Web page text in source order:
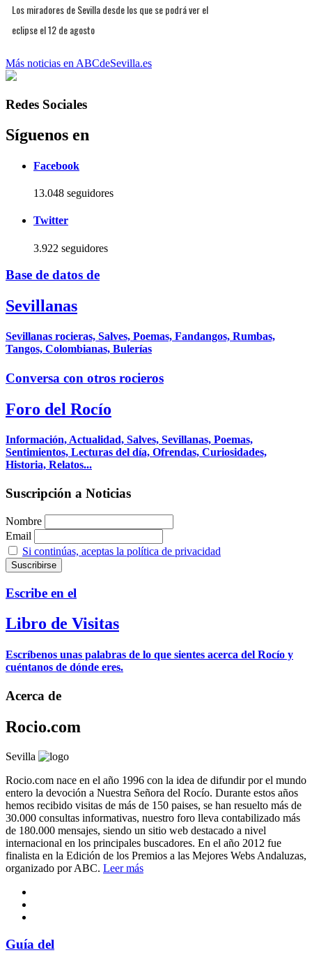
Los miradores de Sevilla desde los que se podrá ver el
eclipse el 12 de agosto
Más noticias en ABCdeSevilla.es
Redes Sociales
Síguenos en
Facebook
13.048 seguidores
Twitter
3.922 seguidores
Base de datos de
Sevillanas
Sevillanas rocieras, Salves, Poemas, Fandangos, Rumbas,
Tangos, Colombianas, Bulerías
Conversa con otros rocieros
Foro del Rocío
Información, Actualidad, Salves, Sevillanas, Poemas,
Sentimientos, Lecturas del día, Ofrendas, Curiosidades,
Historia, Relatos...
Suscripción a Noticias
Nombre
Email
Si continúas, aceptas la política de privacidad
Escribe en el
Libro de Visitas
Escríbenos unas palabras de lo que sientes acerca del Rocío y
cuéntanos de dónde eres.
Acerca de
Rocio.com
Sevilla
Rocio.com nace en el año 1996 con la idea de difundir por el mundo
entero la devoción a Nuestra Señora del Rocío. Durante estos años
hemos recibido visitas de más de 150 paises, se han resuelto más de
30.000 consultas informativas, nuestro foro lleva contabilizado más
de 180.000 mensajes, siendo un sitio web destacado a nivel
internacional en los principales buscadores. En el año 2012 fue
finalista en la Edición de los Premios a las Mejores Webs Andaluzas,
organizado por ABC. Leer más
Guía del